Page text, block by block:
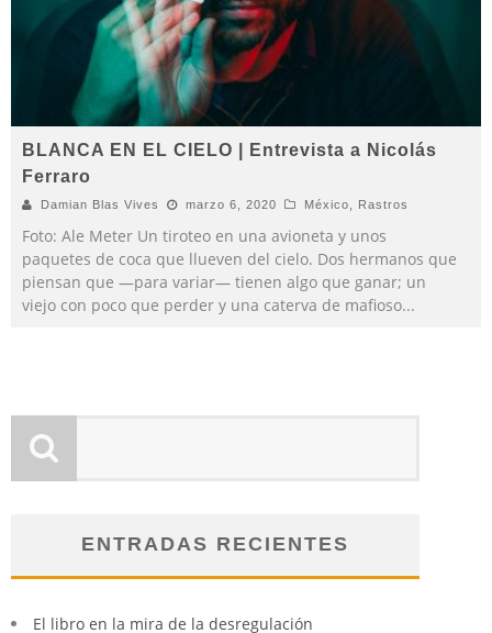
BLANCA EN EL CIELO | Entrevista a Nicolás
Ferraro
Damian Blas Vives marzo 6, 2020 México Rastros
Foto: Ale Meter Un tiroteo en una avioneta y unos
paquetes de coca que llueven del cielo. Dos hermanos que
piensan que —para variar— tienen algo que ganar; un
viejo con poco que perder y una caterva de mafioso...
ENTRADAS RECIENTES
El libro en la mira de la desregulación